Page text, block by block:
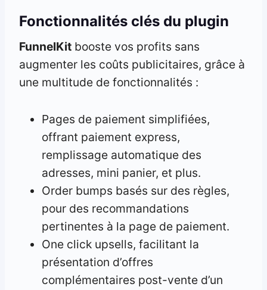
Fonctionnalités clés du plugin
FunnelKit booste vos profits sans
augmenter les coûts publicitaires, grâce à
une multitude de fonctionnalités :
Pages de paiement simplifiées,
offrant paiement express,
remplissage automatique des
adresses, mini panier, et plus.
Order bumps basés sur des règles,
pour des recommandations
pertinentes à la page de paiement.
One click upsells, facilitant la
présentation d’offres
complémentaires post-vente d’un